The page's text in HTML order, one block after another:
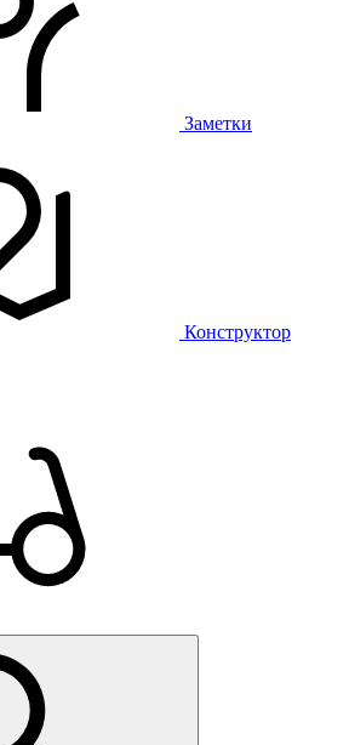
Заметки
Конструктор